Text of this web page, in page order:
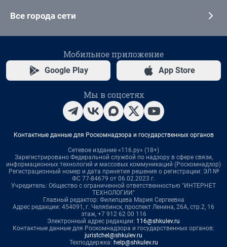
Все города сети
Мобильное приложение
Google Play App Store
Мы в соцсетях
Контактные данные для Роскомнадзора и государственных органов
Сетевое издание «116.ру» (18+)
Зарегистрировано Федеральной службой по надзору в сфере связи,
информационных технологий и массовых коммуникаций (Роскомнадзор)
Регистрационный номер и дата принятия решения о регистрации: ЭЛ №
ФС 77-84679 от 06.02.2023 г.
Учредитель: Общество с ограниченной ответственностью "ИНТЕРНЕТ
ТЕХНОЛОГИИ"
Главный редактор: Филипцева Мария Сергеевна
Адрес редакции: 454091, г. Челябинск, проспект Ленина, 26А, стр.2, 16
этаж, +7 912 62 00 116
Электронный адрес редакции: 116@shkulev.ru
Контактные данные для Роскомнадзора и государственных органов:
juristchel@shkulev.ru
Техподдержка: help@shkulev.ru